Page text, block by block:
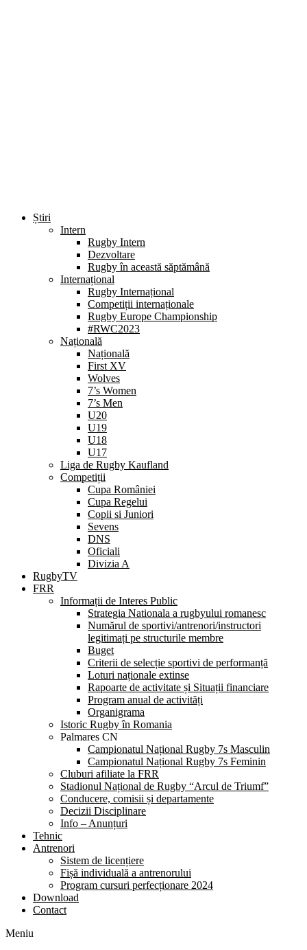
Știri
Intern
Rugby Intern
Dezvoltare
Rugby în această săptămână
Internațional
Rugby Internațional
Competiții internaționale
Rugby Europe Championship
#RWC2023
Națională
Națională
First XV
Wolves
7’s Women
7’s Men
U20
U19
U18
U17
Liga de Rugby Kaufland
Competiții
Cupa României
Cupa Regelui
Copii si Juniori
Sevens
DNS
Oficiali
Divizia A
RugbyTV
FRR
Informații de Interes Public
Strategia Nationala a rugbyului romanesc
Numărul de sportivi/antrenori/instructori
legitimați pe structurile membre
Buget
Criterii de selecție sportivi de performanță
Loturi naționale extinse
Rapoarte de activitate și Situații financiare
Program anual de activități
Organigrama
Istoric Rugby în Romania
Palmares CN
Campionatul Național Rugby 7s Masculin
Campionatul Național Rugby 7s Feminin
Cluburi afiliate la FRR
Stadionul Național de Rugby “Arcul de Triumf”
Conducere, comisii și departamente
Decizii Disciplinare
Info – Anunțuri
Tehnic
Antrenori
Sistem de licențiere
Fișă individuală a antrenorului
Program cursuri perfecționare 2024
Download
Contact
Meniu